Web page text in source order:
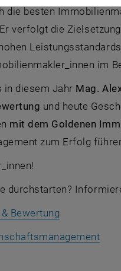
die besten
verfolgt die
im
in diesem Jahr Mag.
und heute
mit dem Goldenen
zum Erfolg
durchstarten?
Bewertung